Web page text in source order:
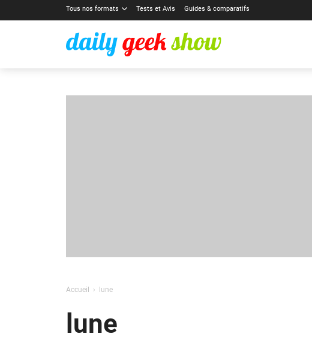
Tous nos formats Tests et Avis Guides & comparatifs
Accueil lune
lune